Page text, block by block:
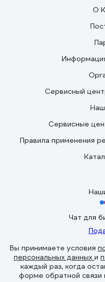
О
Сервисный
Сервисные
Правила применения
Чат для
Вы принимаете условия
персональных данных и
каждый раз, когда
форме обратной связи